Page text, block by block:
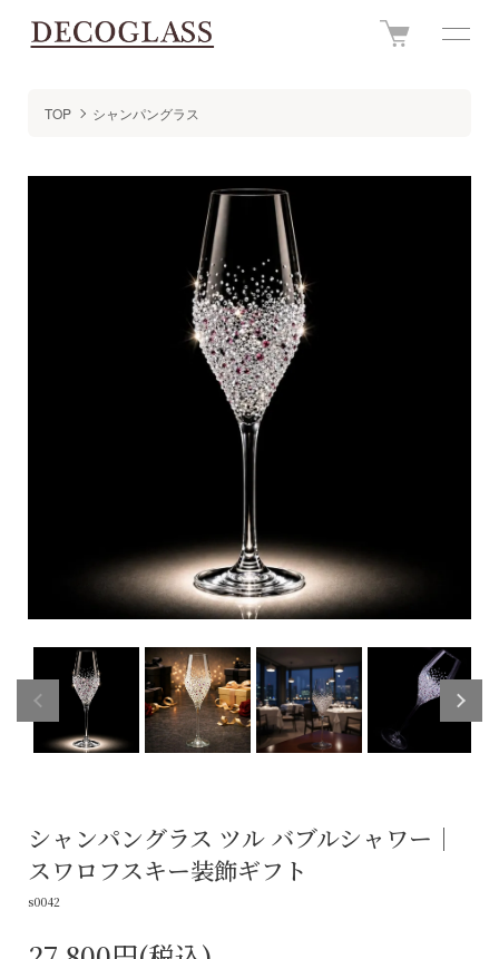
TOP シャンパングラス
シャンパングラス ツル バブルシャワー｜
スワロフスキー装飾ギフト
s0042